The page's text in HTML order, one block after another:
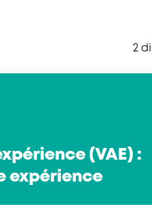
2
(VAE) :
expérience